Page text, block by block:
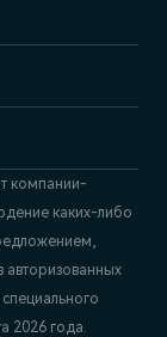
компании-
каких-либо
2026 года.